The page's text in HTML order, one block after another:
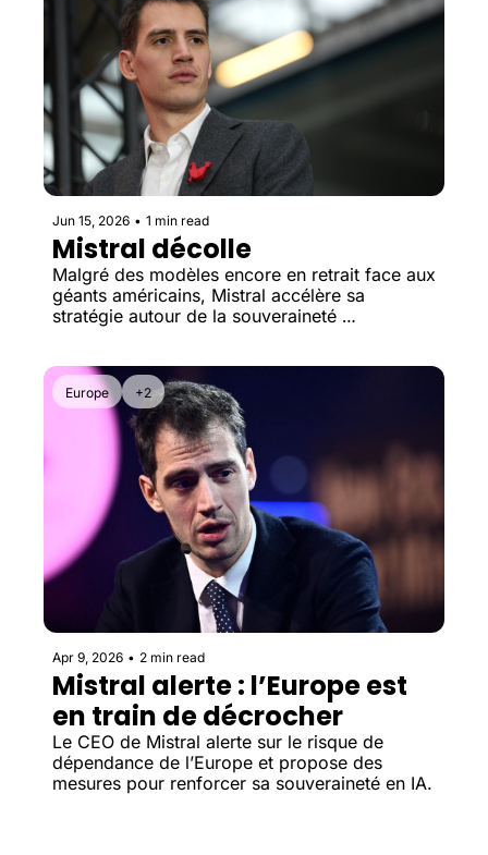
Jun 15, 2026 • 1 min read
Mistral décolle
Malgré des modèles encore en retrait face aux
géants américains, Mistral accélère sa
stratégie autour de la souveraineté
Europe +2
Apr 9, 2026 • 2 min read
Mistral alerte : l’Europe est
en train de décrocher
Le CEO de Mistral alerte sur le risque de
dépendance de l’Europe et propose des
mesures pour renforcer sa souveraineté en IA.